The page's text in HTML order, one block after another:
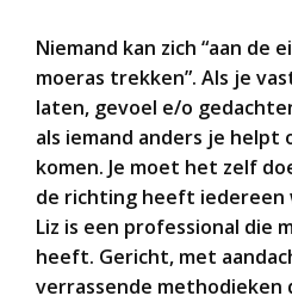
Niemand kan zich “aan de
moeras trekken”. Als je
laten, gevoel e/o
als iemand anders je helpt
komen. Je moet het zelf
de richting heeft iedereen
Liz is een professional die
heeft. Gericht, met
verrassende methodieken